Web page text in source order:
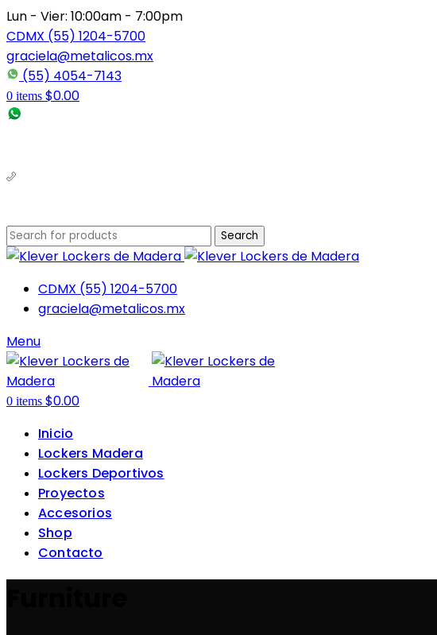
Lun - Vier: 10:00am - 7:00pm
CDMX (55) 1204-5700
graciela@metalicos.mx
(55) 4054-7143
0 items $0.00
Search
CDMX (55) 1204-5700
graciela@metalicos.mx
Menu
0 items $0.00
Inicio
Lockers Madera
Lockers Deportivos
Proyectos
Accesorios
Shop
Contacto